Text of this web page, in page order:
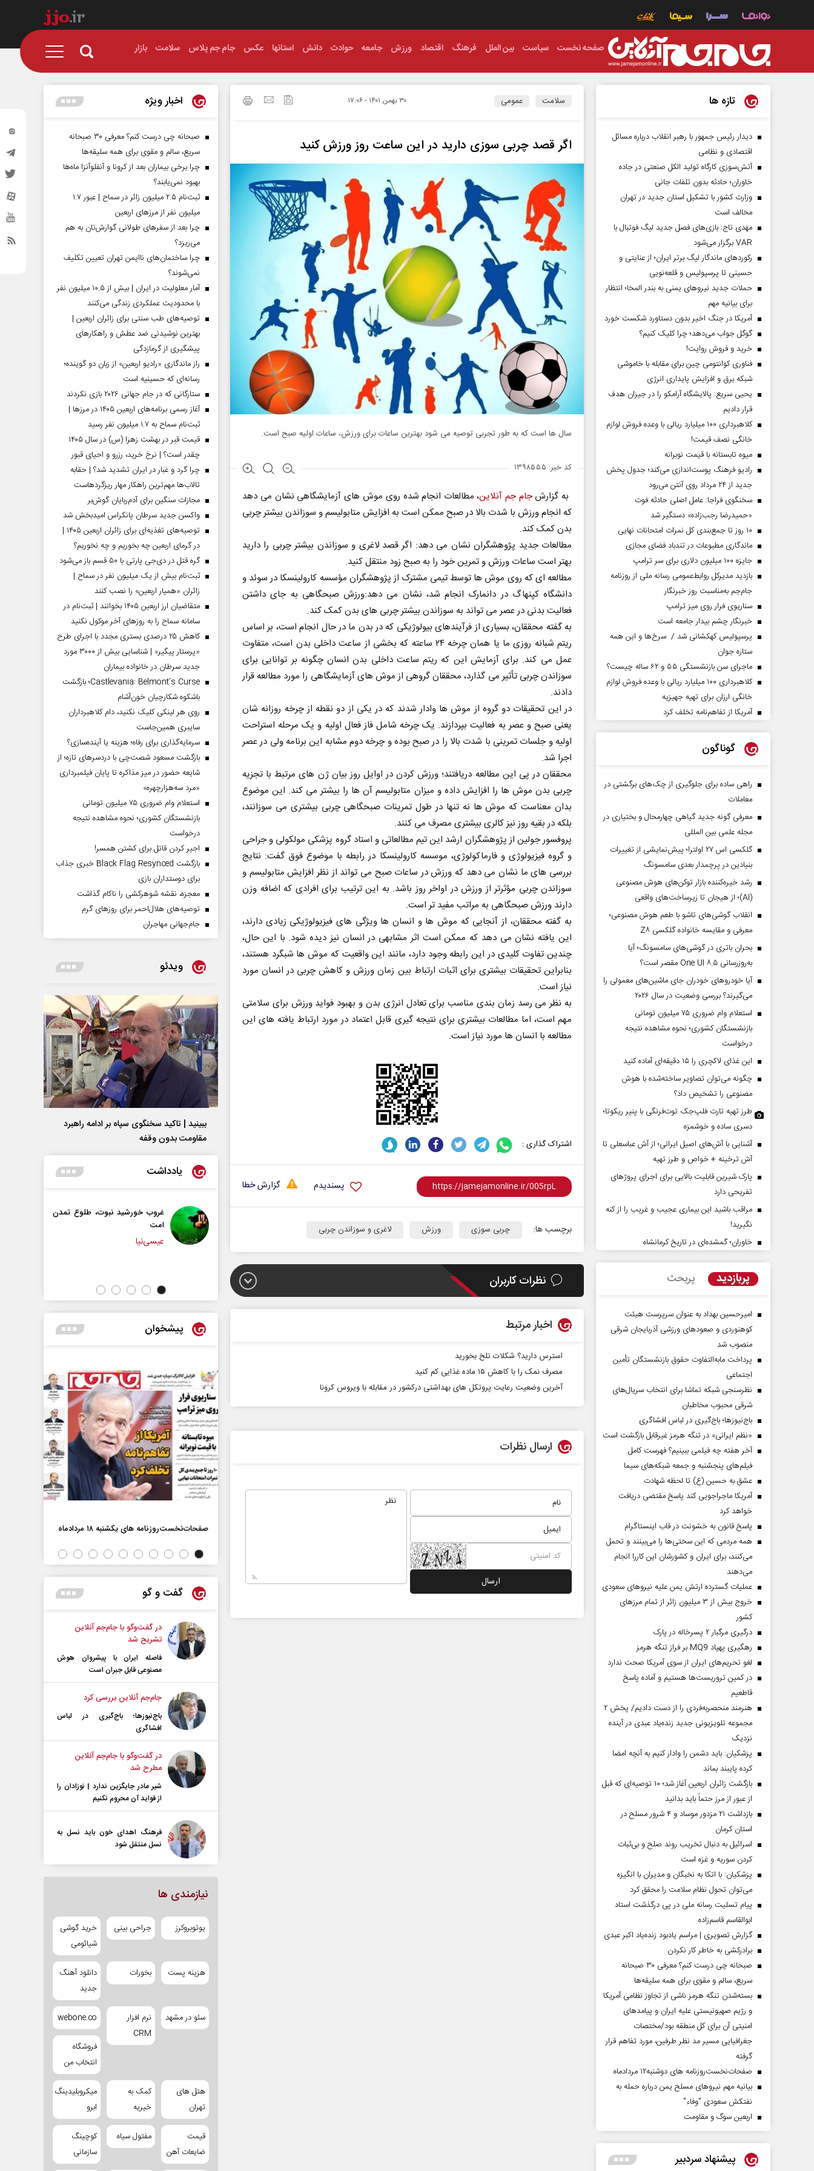
صفحه نخست سیاست بین الملل فرهنگ اقتصاد ورزش جامعه حوادث دانش استانها عکس جام جم پلاس سلامت بازار
سلامت عمومی ۳۰ بهمن ۱۴۰۱ - ۱۷:۰۶
اگر قصد چربی سوزی دارید در این ساعت روز ورزش کنید
سال ها است که به طور تجربی توصیه می شود بهترین ساعات برای ورزش، ساعات اولیه صبح است.
کد خبر: ۱۳۹۸۵۵۵
به گزارشجام جم آنلاین، مطالعات انجام شده روی موش های آزمایشگاهی نشان می دهد
که انجام ورزش با شدت بالا در صبح ممکن است به افزایش متابولیسم و سوزاندن بیشتر چربی
بدن کمک کند.
مطالعات جدید پژوهشگران نشان می دهد: اگر قصد لاغری و سوزاندن بیشتر چربی را دارید
بهتر است ساعات ورزش و تمرین خود را به صبح زود منتقل کنید.
مطالعه ‌ای که روی موش ‌ها توسط تیمی مشترک از پژوهشگران مؤسسه کارولینسکا در سوئد و
دانشگاه کپنهاگ در دانمارک انجام شد، نشان می دهد:ورزش صبحگاهی به جای داشتن
فعالیت بدنی در عصر می ‌تواند به سوزاندن بیشتر چربی ‌های بدن کمک کند.
به گفته محققان، بسیاری از فرآیندهای بیولوژیکی که در بدن ما در حال انجام است، بر اساس
ریتم شبانه روزی ما یا همان چرخه ۲۴ ساعته که بخشی از ساعت داخلی بدن است، متفاوت
عمل می کند. برای آزمایش این که ریتم ساعت داخلی بدن انسان چگونه بر توانایی برای
سوزاندن چربی تأثیر می ‌گذارد، محققان گروهی از موش های آزمایشگاهی را مورد مطالعه قرار
دادند.
در این تحقیقات دو گروه از موش ‌ها وادار شدند که در یکی از دو نقطه از چرخه روزانه ‌شان
یعنی صبح و عصر به فعالیت بپردازند. یک چرخه شامل فاز فعال اولیه و یک مرحله استراحت
اولیه و جلسات تمرینی با شدت بالا را در صبح بوده و چرخه دوم مشابه این برنامه ولی در عصر
اجرا شد.
محققان در پی این مطالعه دریافتند؛ ورزش کردن در اوایل روز بیان ژن ‌های مرتبط با تجزیه
چربی بدن موش‌ ها را افزایش داده و میزان متابولیسم آن ها را بیشتر می کند. این موضوع
بدان معناست که موش ها نه تنها در طول تمرینات صبحگاهی چربی بیشتری می سوزانند،
بلکه در بقیه روز نیز کالری بیشتری مصرف می کنند.
پروفسور جولین از پژوهشگران ارشد این تیم مطالعاتی و استاد گروه پزشکی مولکولی و جراحی
و گروه فیزیولوژی و فارماکولوژی، موسسه کارولینسکا در رابطه با موضوع فوق گفت: نتایج
بررسی های ما نشان می ‌دهد که ورزش در ساعات صبح می ‌تواند از نظر افزایش متابولیسم و
سوزاندن چربی مؤثرتر از ورزش در اواخر روز باشد. به این ترتیب برای افرادی که اضافه وزن
دارند ورزش صبحگاهی به مراتب مفید تر است.
به گفته محققان، از آنجایی که موش ها و انسان ها ویژگی های فیزیولوژیکی زیادی دارند،
این یافته نشان می دهد که ممکن است اثر مشابهی در انسان نیز دیده شود. با این حال،
چندین تفاوت کلیدی در این رابطه وجود دارد، مانند این واقعیت که موش ها شبگرد هستند،
بنابراین تحقیقات بیشتری برای اثبات ارتباط بین زمان ورزش و کاهش چربی در انسان مورد
نیاز است.
به نظر می ‌رسد زمان‌ بندی مناسب برای تعادل انرژی بدن و بهبود فواید ورزش برای سلامتی
مهم است، اما مطالعات بیشتری برای نتیجه‌ گیری قابل اعتماد در مورد ارتباط یافته ‌های این
مطالعه با انسان‌ ها مورد نیاز است.
اشتراک گذاری :
گزارش خطا پسندیدم
برچسب ها: چربی سوزی ورزش لاغری و سوزاندن چربی
نظرات کاربران
اخبار مرتبط
استرس دارید؟ شکلات تلخ بخورید
مصرف نمک را با کاهش ۱۵ ماده غذایی کم کنید
آخرین وضعیت رعایت پروتکل های بهداشتی درکشور در مقابله با ویروس کرونا
ارسال نظرات
تازه ها
دیدار رئیس‌ جمهور با رهبر انقلاب درباره مسائل
اقتصادی و نظامی
آتش‌سوزی کارگاه تولید الکل صنعتی در جاده
خاوران؛ حادثه بدون تلفات جانی
وزارت کشور با تشکیل استان جدید در تهران
مخالف است
مهدی تاج: بازی‌های فصل جدید لیگ فوتبال با
VAR برگزار می‌شود
رکورد‌های ماندگار لیگ برتر ایران؛ از عنایتی و
حسینی تا پرسپولیس و قلعه‌نویی
حملات جدید نیروهای یمنی به بندر المخا؛ انتظار
برای بیانیه مهم
آمریکا در جنگ اخیر بدون دستاورد شکست خورد
گوگل جواب می‌دهد؛ چرا کلیک کنیم؟
خرید و فروش روایت!
فناوری کوانتومی چین برای مقابله با خاموشی
شبکه برق و افزایش پایداری انرژی
یحیی سریع: پالایشگاه آرامکو را در جیزان هدف
قرار دادیم
کلاهبرداری ۱۰۰ میلیارد ریالی با وعده فروش لوازم
خانگی نصف قیمت!
میوه تابستانه با قیمت نوبرانه
رادیو فرهنگ پوست‌اندازی می‌کند؛ جدول پخش
جدید از ۲۴ مرداد روی آنتن می‌رود
سخنگوی فراجا: عامل اصلی حادثه فوت
«حمیدرضا رجب‌زاده» دستگیر شد
۱۰ روز تا جمع‌بندی کل نمرات امتحانات نهایی
ماندگاری مطبوعات در تندباد فضای مجازی
جایزه ۱۰۰ میلیون دلاری برای سر ترامپ
بازدید مدیرکل روابط‌عمومی رسانه ملی از روزنامه
جام‌جم به‌مناسبت روز خبرنگار
سناریوی فرار روی میز ترامپ
خبرنگار چشم بیدار جامعه است
پرسپولیس کهکشانی شد / سرخ‌ها و این همه
ستاره جوان
ماجرای سن بازنشستگی ۵۵ و ۶۲ ساله چیست؟
کلاهبرداری ۱۰۰ میلیارد ریالی با وعده فروش لوازم
خانگی ارزان برای تهیه جهیزیه
آمریکا از تفاهم‌نامه تخلف کرد
گوناگون
راهی ساده برای جلوگیری از چک‌های برگشتی در
معاملات
معرفی گونه جدید گیاهی چهارمحال و بختیاری در
مجله علمی بین المللی
گلکسی اس ۲۷ اولترا؛ پیش‌نمایشی از تغییرات
بنیادین در پرچمدار بعدی سامسونگ
رشد خیره‌کننده بازار توکن‌های هوش مصنوعی
(AI)؛ از هیجان تا زیرساخت‌های واقعی
انقلاب گوشی‌های تاشو‌ با طعم هوش مصنوعی؛
معرفی و مقایسه خانواده گلکسی Z۸
بحران باتری در گوشی‌های سامسونگ؛ آیا
به‌روزرسانی One UI ۸.۵ مقصر است؟
آیا خودروهای خودران جای ماشین‌های معمولی را
می‌گیرند؟ بررسی وضعیت در سال ۲۰۲۶
استعلام وام ضروری ۷۵ میلیون تومانی
بازنشستگان کشوری؛ نحوه مشاهده نتیجه
درخواست
این غذای لاکچری را ۱۵ دقیقه‌ای آماده کنید
چگونه می‌توان تصاویر ساخته‌شده با هوش
مصنوعی را تشخیص داد؟
طرز تهیه تارت فلپ‌جک توت‌فرنگی با پنیر ریکوتا؛
دسری ساده و خوشمزه
آشنایی با آش‌های اصیل ایرانی؛ از آش عباسعلی تا
آش ترخینه + خواص و طرز تهیه
پارک شیرین قابلیت‌ بالایی برای اجرای پروژهای
تفریحی دارد
مراقب باشید این بیماری عجیب و غریب را از کنه
نگیرید!
خاوران؛ گمشده‌ای در تاریخ کرمانشاه
پربازدید پربحث
امیرحسین بهداد به عنوان سرپرست هیئت
کوهنوردی و صعودهای ورزشی آذربایجان شرقی
منصوب شد
پرداخت مابه‌التفاوت حقوق بازنشستگان تأمین
اجتماعی
نظرسنجی شبکه تماشا برای انتخاب سریال‌های
شرقی محبوب مخاطبان
باج‌نیوزها؛ باج‌گیری در لباس افشاگری
«نظم ایرانی» در تنگه هرمز غیرقابل بازگشت است
آخر هفته چه فیلمی ببینیم؟ فهرست کامل
فیلم‌های پنجشنبه و جمعه شبکه‌های سیما
عشق به حسین (ع) تا لحظه شهادت
آمریکا ماجراجویی کند پاسخ مقتضی دریافت
خواهد کرد
پاسخ قانون به خشونت در قاب اینستاگرام
همه مردمی که این سختی‌ها را می‌بینند و تحمل
می‌کنند، برای ایران و کشورشان این کاررا انجام
می‌دهند
عملیات گسترده ارتش یمن علیه نیروهای سعودی
خروج بیش از ۳ میلیون زائر از تمام مرز‌های
کشور
درگیری مرگبار ۲ پسرخاله در پارک
رهگیری پهپاد MQ9 بر فراز تنگه هرمز
لغو تحریم‌های ایران از سوی آمریکا صحت ندارد
در کمین تروریست‌ها هستیم و آماده پاسخ
قاطعیم
هنرمند منحصر‌به‌فردی را از دست دادیم/ پخش ۲
مجموعه تلویزیونی جدید زنده‌یاد عبدی در آینده
نزدیک
پزشکیان: باید دشمن را وادار کنیم به آنچه امضا
کرده پایبند بماند
بازگشت زائران اربعین آغاز شد؛ ۱۰ توصیه‌ای که قبل
از عبور از مرز حتماً باید بدانید
بازداشت ۲۱ مزدور موساد و ۴ شرور مسلح در
استان کرمان
اسرائیل به دنبال تخریب روند صلح و بی‌ثبات
کردن سوریه و غزه است
پزشکیان: با اتکا به نخبگان و مدیران با انگیزه
می‌توان تحول نظام سلامت را محقق کرد
پیام تسلیت رسانه ملی در پی درگذشت استاد
ابوالقاسم قاسم‌زاده
گزارش تصویری | مراسم یادبود زنده‌یاد اکبر عبدی
برادرکشی به خاطر کار نکردن
صبحانه چی درست کنم؟ معرفی ۳۰ صبحانه
سریع، سالم و مقوی برای همه سلیقه‌ها
بسته‌شدن تنگه هرمز ناشی از تجاوز نظامی آمریکا
و رژیم صهیونیستی علیه ایران و پیامد‌های
امنیتی آن برای کل منطقه بود/مختصات
جغرافیایی مسیر مد نظر طرفین، مورد تفاهم قرار
گرفته
صفحات‌نخست‌روزنامه ها‌ی دوشنبه‌۱۲ مردادماه
بیانیه مهم نیروهای مسلح یمن درباره حمله به
نفتکش سعودی "وفاء"
اربعین سوگ و مقاومت
پیشنهاد سردبیر
اخبار ویژه
صبحانه چی درست کنم؟ معرفی ۳۰ صبحانه
سریع، سالم و مقوی برای همه سلیقه‌ها
چرا برخی بیماران بعد از کرونا و آنفلوآنزا ماه‌ها
بهبود نمی‌یابند؟
ثبت‌نام ۲.۵ میلیون زائر در سماح | عبور ۱.۷
میلیون نفر از مرز‌های اربعین
چرا بعد از سفرهای طولانی گوارش‌تان به هم
می‌ریزد؟
چرا ساختمان‌های ناایمن تهران تعیین تکلیف
نمی‌شوند؟
آمار معلولیت در ایران | بیش از ۱۰.۵ میلیون نفر
با محدودیت عملکردی زندگی می‌کنند
توصیه‌های طب سنتی برای زائران اربعین |
بهترین نوشیدنی ضد عطش و راهکارهای
پیشگیری از گرمازدگی
راز ماندگاری «رادیو اربعین» از زبان دو گوینده؛
رسانه‌ای که حسینیه است
ستارگانی که در جام جهانی ۲۰۲۶ بازی نکردند
آغاز رسمی برنامه‌های اربعین ۱۴۰۵ در مرز‌ها |
ثبت‌نام سماح به ۱.۷ میلیون نفر رسید
قیمت قبر در بهشت زهرا (س) در سال ۱۴۰۵
چقدر است؟ | نرخ خرید، رزرو و احیای قبور
چرا گرد و غبار در ایران تشدید شد؟ | حقابه
تالاب‌ها مهم‌ترین راهکار مهار ریزگردهاست
مجازات سنگین برای آدم‌ربایان گوش‌بر
واکسن جدید سرطان پانکراس امیدبخش شد
توصیه‌های تغذیه‌ای برای زائران اربعین ۱۴۰۵ |
در گرمای اربعین چه بخوریم و چه نخوریم؟
گره قتل در دی‌جی پارتی با ۵۰ قسم باز می‌شود
ثبت‌نام بیش از یک میلیون نفر در سماح |
زائران «همیار اربعین» را نصب کنند
متقاضیان ارز اربعین ۱۴۰۵ بخوانند | ثبت‌نام در
سامانه سماح را به روز‌های آخر موکول نکنید
کاهش ۲۵ درصدی بستری مجدد با اجرای طرح
«پرستار پیگیر» | شناسایی بیش از ۳۰۰۰ مورد
جدید سرطان در خانواده بیماران
Castlevania: Belmont’s Curse؛ بازگشت
باشکوه شکارچیان خون‌آشام
روی هر لینکی کلیک نکنید، دام کلاهبرداران
سایبری همین‌جاست
سرمایه‌گذاری برای رفاه؛ هزینه یا آینده‌سازی؟
بازگشت مسعود شصت‌چی با دردسر‌های تازه؛ از
شایعه حضور در میز مذاکره تا پایان فیلمبرداری
«مرد سه‌هزارچهره»
استعلام وام ضروری ۷۵ میلیون تومانی
بازنشستگان کشوری؛ نحوه مشاهده نتیجه
درخواست
اجیر کردن قاتل برای کشتن همسر!
بازگشت Black Flag Resynced خبری جذاب
برای دوستداران بازی
معجزه، نقشه شوهرکشی را ناکام گذاشت
توصیه‌های هلال‌احمر برای روز‌های گرم
جام‌جهانی مهاجران
ویدئو
ببینید | تاکید سخنگوی سپاه بر ادامه راهبرد
مقاومت بدون وقفه
یادداشت
پیامبر اکرم(ص)؛ ده ویژگی و چهار
دکتر ناصر رفیعی - پژوهشگر
نقش جنگ آمریکا و ایران بر تغییر
موازنه قدرت در خاورمیانه
داوود منظور - رئیس سابق سازمان برنامه و
امام شهید
حجت‌الاسلام دکتر حمید احمدی - نویسنده و
پژوهشگر
غروب خورشید نبوت، طلوع تمدن
سازمان ملل بی‌بدیل نیست
پیشخوان
صفحات نخست‌روزنامه ها‌ی پنجشنبه‌۸ مردادماه صفحات نخست‌روزنامه‌ها‌ی‌چهارشنبه‌۷‌مردادماه
صفحات‌نخست‌روزنامه ها‌ی یکشنبه ۱۸ مردادماه
گفت و گو
در گفت‌و‌گو با جام‌جم آنلاین
تشریح شد
فاصله ایران با پیشرو‌ان هوش
مصنوعی قابل جبران است
جام‌جم آنلاین بررسی کرد
باج‌نیوزها؛ باج‌گیری در لباس
افشاگری
در گفت‌و‌گو با جام‌جم آنلاین
مطرح شد
شیر مادر جایگزین ندارد | نوزادان را
از فواید آن محروم نکنیم
فرهنگ اهدای خون باید نسل به
نسل منتقل شود
نیازمندی ها
یوتوبروکرز جراحی بینی
خرید گوشی
شیائومی
هزینه پست بخورات
دانلود آهنگ
جدید
سئو در مشهد
نرم افزار
CRM
webone.co
فروشگاه
انتخاب من
هتل های
تهران
کمک به
خیریه
میکروبلیدینگ
ابرو
قیمت
ضایعات آهن
مفتول سیاه
کوچینگ
سازمانی